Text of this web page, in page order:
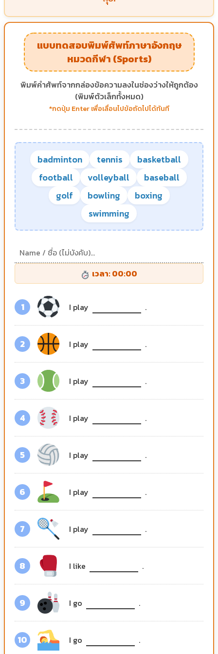
แบบทดสอบพิมพ์ศัพท์ภาษาอังกฤษ
หมวดกีฬา (Sports)
พิมพ์คำศัพท์จากกล่องข้อความลงในช่องว่างให้ถูกต้อง
(พิมพ์ตัวเล็กทั้งหมด)
*กดปุ่ม Enter เพื่อเลื่อนไปข้อถัดไปได้ทันที
badminton tennis
basketball
football
volleyball
baseball
golf
bowling
boxing
swimming
เวลา: 00:00
1 I play .
2 I play .
3 I play .
4 I play .
5 I play .
6 I play .
7 I play .
8 I like .
9 I go .
10 I go .